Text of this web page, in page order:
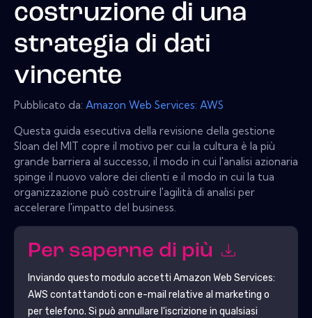
costruzione di una
strategia di dati
vincente
Pubblicato da: Amazon Web Services: AWS
Questa guida esecutiva della revisione della gestione
Sloan del MIT copre il motivo per cui la cultura è la più
grande barriera al successo, il modo in cui l'analisi azionaria
spinge il nuovo valore dei clienti e il modo in cui la tua
organizzazione può costruire l'agilità di analisi per
accelerare l'impatto del business.
Per saperne di più
Inviando questo modulo accetti Amazon Web Services:
AWS contattandoti con e-mail relative al marketing o
per telefono. Si può annullare l'iscrizione in qualsiasi